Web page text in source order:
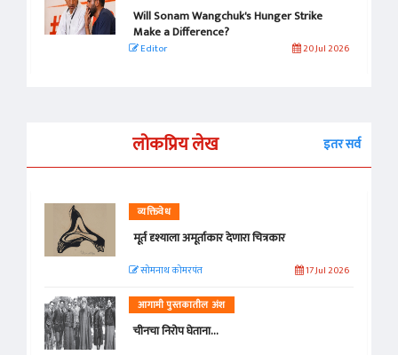
Will Sonam Wangchuk's Hunger Strike
Make a Difference?
Editor 20 Jul 2026
लोकप्रिय लेख इतर सर्व
व्यक्तिवेध
मूर्त दृश्याला अमूर्ताकार देणारा चित्रकार
सोमनाथ कोमरपंत 17 Jul 2026
आगामी पुस्तकातील अंश
चीनचा निरोप घेताना...